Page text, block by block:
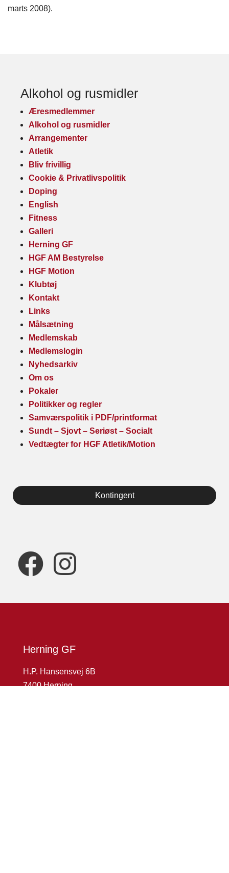
marts 2008).
Alkohol og rusmidler
Æresmedlemmer
Alkohol og rusmidler
Arrangementer
Atletik
Bliv frivillig
Cookie & Privatlivspolitik
Doping
English
Fitness
Galleri
Herning GF
HGF AM Bestyrelse
HGF Motion
Klubtøj
Kontakt
Links
Målsætning
Medlemskab
Medlemslogin
Nyhedsarkiv
Om os
Pokaler
Politikker og regler
Samværspolitik i PDF/printformat
Sundt – Sjovt – Seriøst – Socialt
Vedtægter for HGF Atletik/Motion
Kontingent
Herning GF
H.P. Hansensvej 6B
7400 Herning